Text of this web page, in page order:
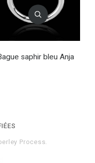
saphir bleu Anja
Process.